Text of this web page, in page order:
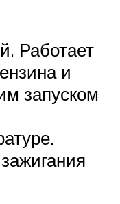
Работает
и
запуском